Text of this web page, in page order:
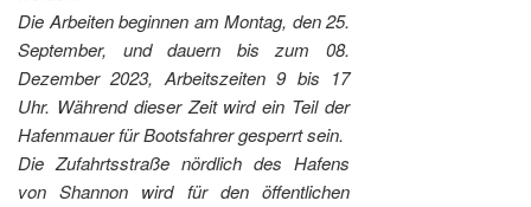
Die Arbeiten beginnen am Montag, den 25.
September, und dauern bis zum 08.
Dezember 2023, Arbeitszeiten 9 bis 17
Uhr. Während dieser Zeit wird ein Teil der
Hafenmauer für Bootsfahrer gesperrt sein.
Die Zufahrtsstraße nördlich des Hafens
von Shannon wird für den öffentlichen